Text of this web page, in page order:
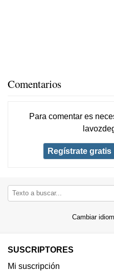
Comentarios
Para comentar es
Regístrate gratis
Cambiar
SUSCRIPTORES
Mi suscripción